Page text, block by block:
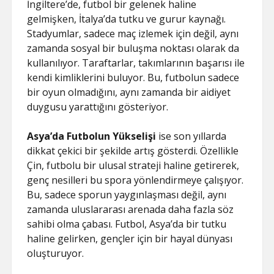
İngiltere’de, futbol bir gelenek haline
gelmişken, İtalya’da tutku ve gurur kaynağı.
Stadyumlar, sadece maç izlemek için değil, aynı
zamanda sosyal bir buluşma noktası olarak da
kullanılıyor. Taraftarlar, takımlarının başarısı ile
kendi kimliklerini buluyor. Bu, futbolun sadece
bir oyun olmadığını, aynı zamanda bir aidiyet
duygusu yarattığını gösteriyor.
Asya’da Futbolun Yükselişi ise son yıllarda
dikkat çekici bir şekilde artış gösterdi. Özellikle
Çin, futbolu bir ulusal strateji haline getirerek,
genç nesilleri bu spora yönlendirmeye çalışıyor.
Bu, sadece sporun yaygınlaşması değil, aynı
zamanda uluslararası arenada daha fazla söz
sahibi olma çabası. Futbol, Asya’da bir tutku
haline gelirken, gençler için bir hayal dünyası
oluşturuyor.